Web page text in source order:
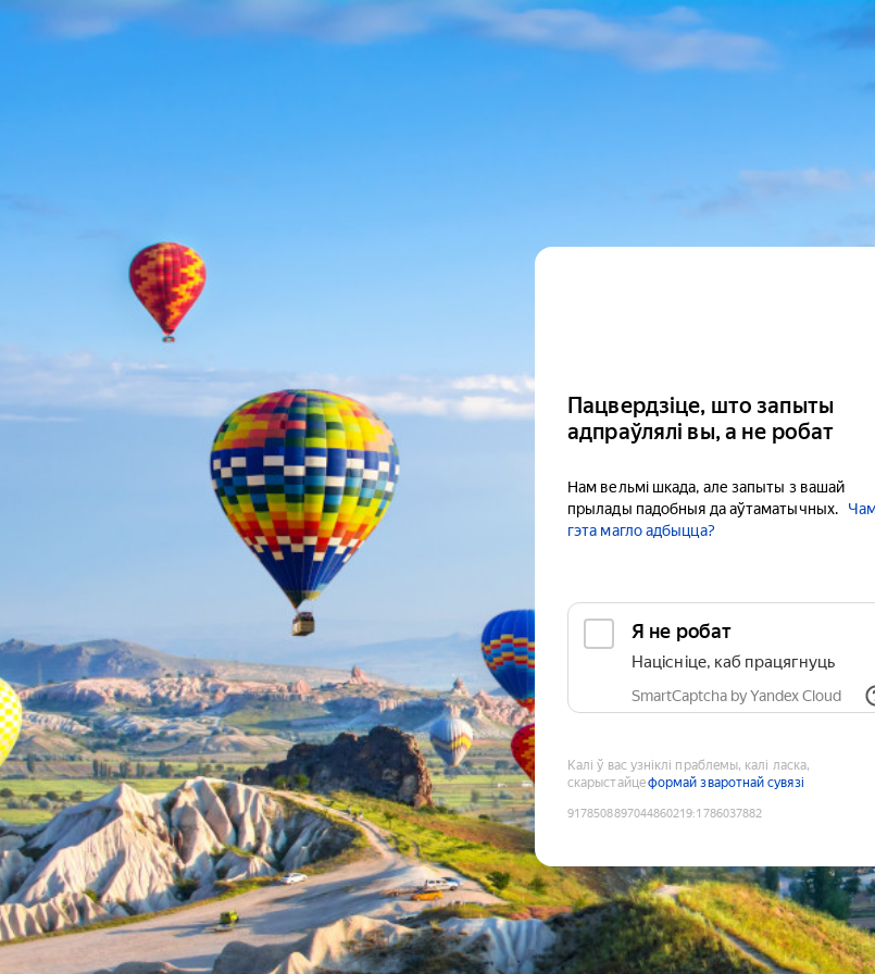
Пацвердзіце, што запыты
адпраўлялі вы, а не робат
Нам вельмі шкада, але запыты з вашай
прылады падобныя да аўтаматычных.
гэта магло адбыцца?
Я не робат
Націсніце, каб працягнуць
SmartCaptcha by Yandex Cloud
Калі ў вас узніклі праблемы, калі ласка,
скарыстайцеформай зваротнай сувязі
9178508897044860219:1786037882